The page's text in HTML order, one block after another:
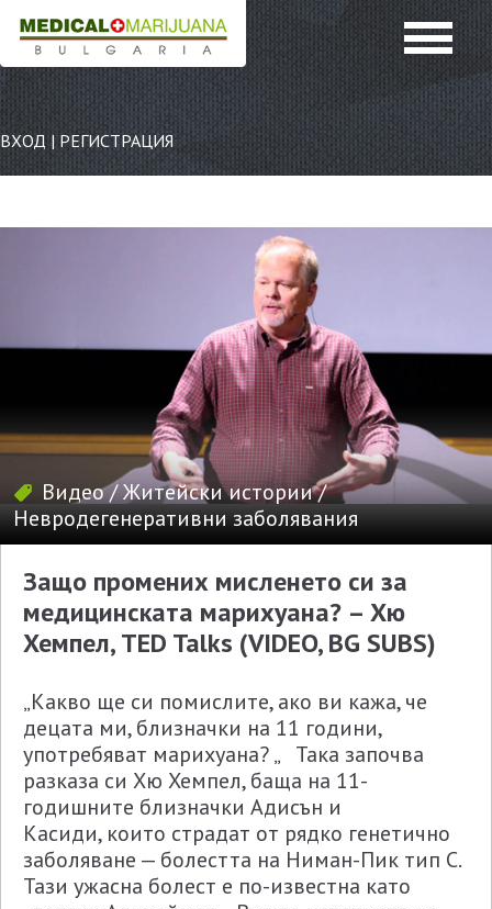
ВХОД | РЕГИСТРАЦИЯ
Видео/Житейски истории/
Невродегенеративни заболявания
Защо промених мисленето си за
медицинската марихуана? – Хю
Хемпел, ТED Talks (VIDEO, BG SUBS)
„Какво ще си помислите, ако ви кажа, че
децата ми, близначки на 11 години,
употребяват марихуана? „ Така започва
разказа си Хю Хемпел, баща на 11-
годишните близначки Адисън и
Касиди, които страдат от рядко генетично
заболяване — болестта на Ниман-Пик тип C.
Тази ужасна болест е по-известна като